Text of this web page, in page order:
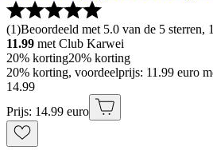
(1)Beoordeeld met 5.0 van de 5 sterren,
11.99 met Club Karwei
20% korting20% korting
20% korting, voordeelprijs: 11.99 euro
14.99
Prijs: 14.99 euro